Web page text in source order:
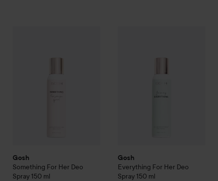
Gosh
Something For Her Deo
Spray 150 ml
Gosh
Everything For Her Deo
Spray 150 ml